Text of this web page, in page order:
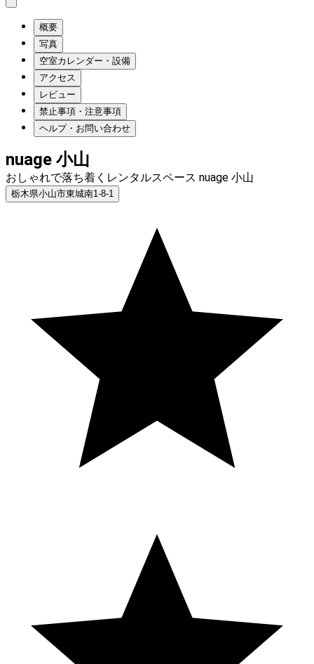
概要
写真
空室カレンダー・設備
アクセス
レビュー
禁止事項・注意事項
ヘルプ・お問い合わせ
nuage 小山
おしゃれで落ち着くレンタルスペース nuage 小山
栃木県小山市東城南1-8-1